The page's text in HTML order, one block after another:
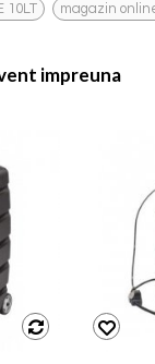
10LT magazin
impreuna